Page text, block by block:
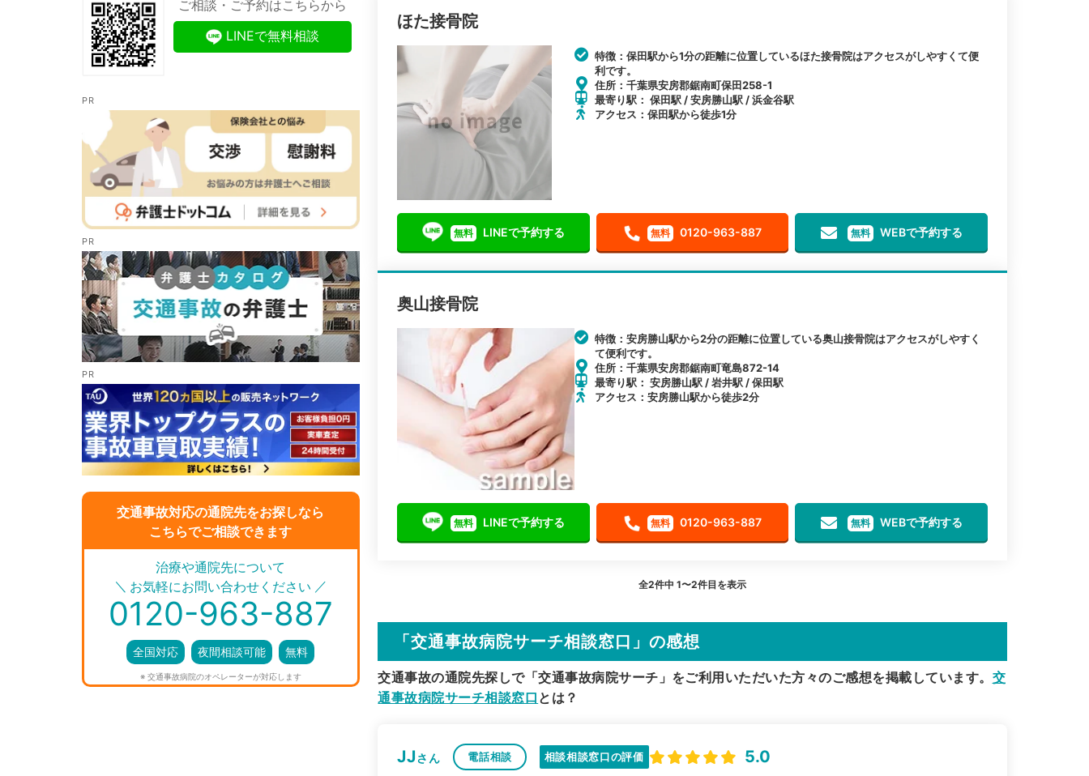
ご相談・ご予約はこちらから
LINEで無料相談
交通事故対応の通院先をお探しなら
こちらでご相談できます
＼ ／
治療や通院先について
お気軽にお問い合わせください
0120-963-887
全国対応 夜間相談可能 無料
※ 交通事故病院のオペレーターが対応します
ほた接骨院
特徴：保田駅から1分の距離に位置しているほた接骨院はアクセスがしやすくて便
利です。
住所：千葉県安房郡鋸南町保田258-1
最寄り駅： 保田駅 / 安房勝山駅 / 浜金谷駅
アクセス：保田駅から徒歩1分
無料 LINEで予約する 無料 0120-963-887 無料 WEBで予約する
奥山接骨院
特徴：安房勝山駅から2分の距離に位置している奥山接骨院はアクセスがしやすく
て便利です。
住所：千葉県安房郡鋸南町竜島872-14
最寄り駅： 安房勝山駅 / 岩井駅 / 保田駅
アクセス：安房勝山駅から徒歩2分
無料 LINEで予約する 無料 0120-963-887 無料 WEBで予約する
全2件中 1〜2件目を表示
「交通事故病院サーチ相談窓口」の感想
交通事故の通院先探しで「交通事故病院サーチ」をご利用いただいた方々のご感想を掲載しています。 交
通事故病院サーチ相談窓口 とは？
JJさん 電話相談 相談相談窓口の評価 5.0